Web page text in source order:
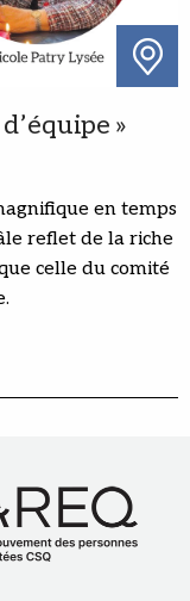
»
en temps
reflet de la riche
celle du comité